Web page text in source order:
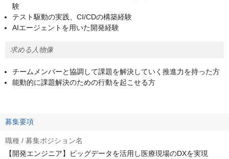
験
テスト駆動の実践、CI/CDの構築経験
AIエージェントを用いた開発経験
求める人物像
チームメンバーと協調して課題を解決していく推進力を持った方
能動的に課題解決のための行動を起こせる方
募集要項
職種 / 募集ポジション名
【開発エンジニア】ビッグデータを活用し医療現場のDXを実現